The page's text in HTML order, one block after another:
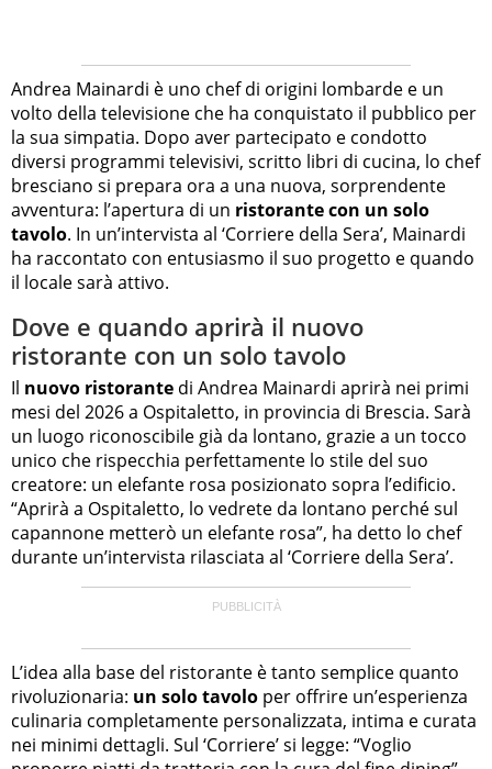
Andrea Mainardi è uno chef di origini lombarde e un
volto della televisione che ha conquistato il pubblico per
la sua simpatia. Dopo aver partecipato e condotto
diversi programmi televisivi, scritto libri di cucina, lo chef
bresciano si prepara ora a una nuova, sorprendente
avventura: l’apertura di un ristorante con un solo
tavolo. In un’intervista al ‘Corriere della Sera’, Mainardi
ha raccontato con entusiasmo il suo progetto e quando
il locale sarà attivo.
Dove e quando aprirà il nuovo
ristorante con un solo tavolo
Il nuovo ristorante di Andrea Mainardi aprirà nei primi
mesi del 2026 a Ospitaletto, in provincia di Brescia. Sarà
un luogo riconoscibile già da lontano, grazie a un tocco
unico che rispecchia perfettamente lo stile del suo
creatore: un elefante rosa posizionato sopra l’edificio.
“Aprirà a Ospitaletto, lo vedrete da lontano perché sul
capannone metterò un elefante rosa”, ha detto lo chef
durante un’intervista rilasciata al ‘Corriere della Sera’.
L’idea alla base del ristorante è tanto semplice quanto
rivoluzionaria: un solo tavolo per offrire un’esperienza
culinaria completamente personalizzata, intima e curata
nei minimi dettagli. Sul ‘Corriere’ si legge: “Voglio